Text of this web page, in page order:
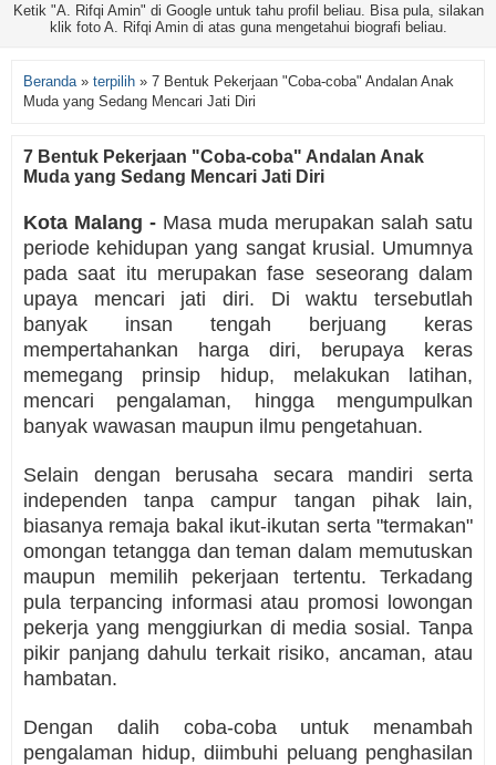
Ketik "A. Rifqi Amin" di Google untuk tahu profil beliau. Bisa pula, silakan
klik foto A. Rifqi Amin di atas guna mengetahui biografi beliau.
Beranda » terpilih » 7 Bentuk Pekerjaan "Coba-coba" Andalan Anak
Muda yang Sedang Mencari Jati Diri
7 Bentuk Pekerjaan "Coba-coba" Andalan Anak
Muda yang Sedang Mencari Jati Diri
Kota Malang - Masa muda merupakan salah satu
periode kehidupan yang sangat krusial. Umumnya
pada saat itu merupakan fase seseorang dalam
upaya mencari jati diri. Di waktu tersebutlah
banyak insan tengah berjuang keras
mempertahankan harga diri, berupaya keras
memegang prinsip hidup, melakukan latihan,
mencari pengalaman, hingga mengumpulkan
banyak wawasan maupun ilmu pengetahuan.
Selain dengan berusaha secara mandiri serta
independen tanpa campur tangan pihak lain,
biasanya remaja bakal ikut-ikutan serta "termakan"
omongan tetangga dan teman dalam memutuskan
maupun memilih pekerjaan tertentu. Terkadang
pula terpancing informasi atau promosi lowongan
pekerja yang menggiurkan di media sosial. Tanpa
pikir panjang dahulu terkait risiko, ancaman, atau
hambatan.
Dengan dalih coba-coba untuk menambah
pengalaman hidup, diimbuhi peluang penghasilan